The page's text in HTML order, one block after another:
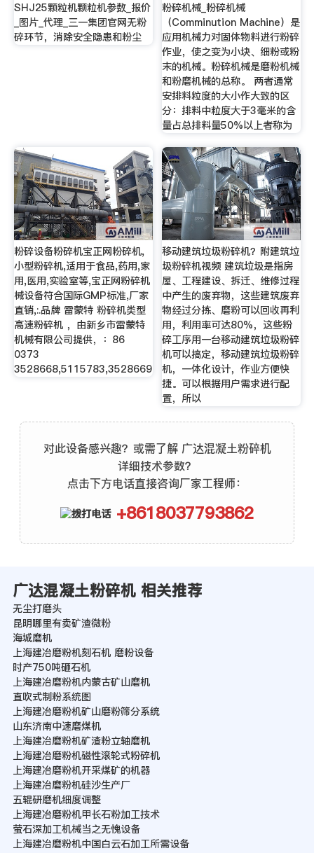
SHJ25颗粒机颗粒机参数_报价
_图片_代理_三一集团官网无粉
碎环节，消除安全隐患和粉尘
粉碎机械_粉碎机械
（Comminution Machine）是
应用机械力对固体物料进行粉碎
作业，使之变为小块、细粉或粉
末的机械。粉碎机械是磨粉机械
和粉磨机械的总称。 两者通常
安排料粒度的大小作大致的区
分：排料中粒度大于3毫米的含
量占总排料量50%以上者称为
粉碎设备粉碎机宝正网粉碎机,
小型粉碎机,适用于食品,药用,家
用,医用,实验室等,宝正网粉碎机
械设备符合国际GMP标准,厂家
直销,:.品牌 雷蒙特 粉碎机类型
高速粉碎机 ，由新乡市雷蒙特
机械有限公司提供，：86
0373
3528668,5115783,3528669
移动建筑垃圾粉碎机？附建筑垃
圾粉碎机视频 建筑垃圾是指房
屋、工程建设、拆迁、维修过程
中产生的废弃物，这些建筑废弃
物经过分拣、磨粉可以回收再利
用，利用率可达80%，这些粉
碎工序用一台移动建筑垃圾粉碎
机可以搞定，移动建筑垃圾粉碎
机，一体化设计，作业方便快
捷。可以根据用户需求进行配
置，所以
对此设备感兴趣？或需了解 广达混凝土粉碎机
详细技术参数？
点击下方电话直接咨询厂家工程师：
+8618037793862
广达混凝土粉碎机 相关推荐
无尘打磨头
昆明哪里有卖矿渣微粉
海城磨机
上海建冶磨粉机刻石机 磨粉设备
时产750吨砸石机
上海建冶磨粉机内蒙古矿山磨机
直吹式制粉系统图
上海建冶磨粉机矿山磨粉筛分系统
山东济南中速磨煤机
上海建冶磨粉机矿渣粉立轴磨机
上海建冶磨粉机磁性滚轮式粉碎机
上海建冶磨粉机开采煤矿的机器
上海建冶磨粉机硅沙生产厂
五辊研磨机细度调整
上海建冶磨粉机甲长石粉加工技术
萤石深加工机械当之无愧设备
上海建冶磨粉机中国白云石加工所需设备